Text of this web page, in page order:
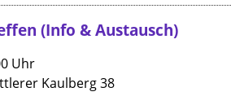
(Info & Austausch)
Uhr
Kaulberg 38